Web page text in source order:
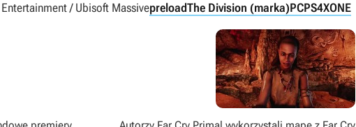
/ Ubisoft MassivepreloadThe Division (marka)PCPS4XONE